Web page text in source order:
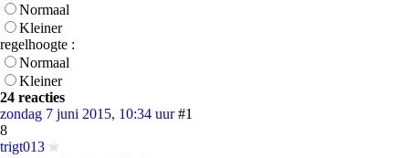
Normaal
Kleiner
regelhoogte :
Normaal
Kleiner
24 reacties
zondag 7 juni 2015, 10:34 uur #1
8
trigt013